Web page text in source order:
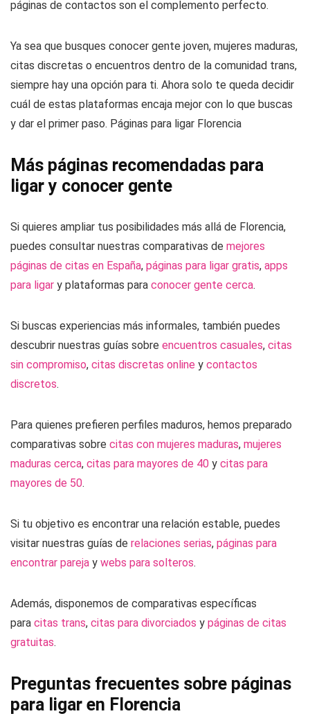
páginas de contactos son el complemento perfecto.
Ya sea que busques conocer gente joven, mujeres maduras,
citas discretas o encuentros dentro de la comunidad trans,
siempre hay una opción para ti. Ahora solo te queda decidir
cuál de estas plataformas encaja mejor con lo que buscas
y dar el primer paso. Páginas para ligar Florencia
Más páginas recomendadas para
ligar y conocer gente
Si quieres ampliar tus posibilidades más allá de Florencia,
puedes consultar nuestras comparativas de mejores
páginas de citas en España, páginas para ligar gratis, apps
para ligar y plataformas para conocer gente cerca.
Si buscas experiencias más informales, también puedes
descubrir nuestras guías sobre encuentros casuales, citas
sin compromiso, citas discretas online y contactos
discretos.
Para quienes prefieren perfiles maduros, hemos preparado
comparativas sobre citas con mujeres maduras, mujeres
maduras cerca, citas para mayores de 40 y citas para
mayores de 50.
Si tu objetivo es encontrar una relación estable, puedes
visitar nuestras guías de relaciones serias, páginas para
encontrar pareja y webs para solteros.
Además, disponemos de comparativas específicas
para citas trans, citas para divorciados y páginas de citas
gratuitas.
Preguntas frecuentes sobre páginas
para ligar en Florencia